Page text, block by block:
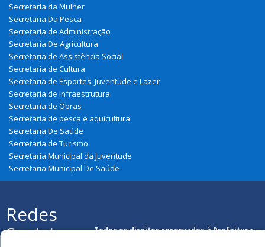
Secretaria da Mulher
Secretaria Da Pesca
Secretaria de Administração
Secretaria De Agricultura
Secretaria de Assistência Social
Secretaria de Cultura
Secretaria de Esportes, Juventude e Lazer
Secretaria de Infraestrutura
Secretaria de Obras
Secretaria de pesca e aquicultura
Secretaria De Saúde
Secretaria de Turismo
Secretaria Municipal da Juventude
Secretaria Municipal De Saúde
Redes
Sociais
Todos os direitos reservados à Prefeitura